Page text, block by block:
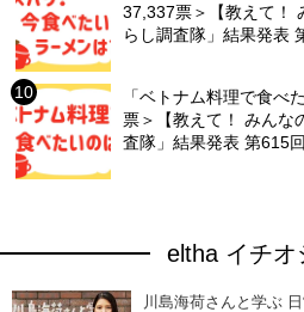
37,337票＞【教えて！
らし調査隊」結果発表
「ベトナム料理で食べ
票＞【教えて！ みんな
査隊」結果発表 第615回
eltha イチオ
川島海荷さんと学ぶ